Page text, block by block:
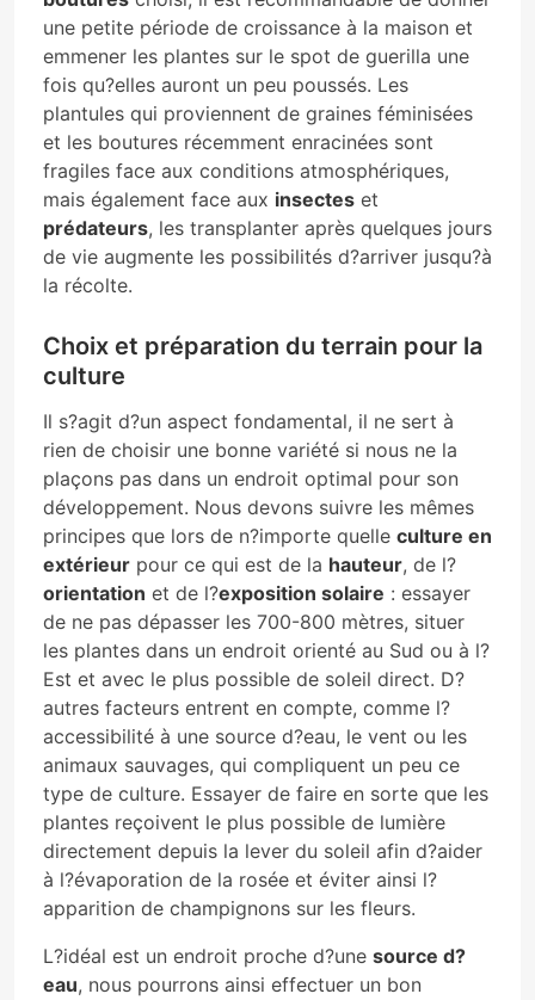
une petite période de croissance à la maison et
emmener les plantes sur le spot de guerilla une
fois qu?elles auront un peu poussés. Les
plantules qui proviennent de graines féminisées
et les boutures récemment enracinées sont
fragiles face aux conditions atmosphériques,
mais également face aux insectes et
prédateurs, les transplanter après quelques jours
de vie augmente les possibilités d?arriver jusqu?à
la récolte.
Choix et préparation du terrain pour la
culture
Il s?agit d?un aspect fondamental, il ne sert à
rien de choisir une bonne variété si nous ne la
plaçons pas dans un endroit optimal pour son
développement. Nous devons suivre les mêmes
principes que lors de n?importe quelle culture en
extérieur pour ce qui est de la hauteur, de l?
orientation et de l?exposition solaire : essayer
de ne pas dépasser les 700-800 mètres, situer
les plantes dans un endroit orienté au Sud ou à l?
Est et avec le plus possible de soleil direct. D?
autres facteurs entrent en compte, comme l?
accessibilité à une source d?eau, le vent ou les
animaux sauvages, qui compliquent un peu ce
type de culture. Essayer de faire en sorte que les
plantes reçoivent le plus possible de lumière
directement depuis la lever du soleil afin d?aider
à l?évaporation de la rosée et éviter ainsi l?
apparition de champignons sur les fleurs.
L?idéal est un endroit proche d?une source d?
eau, nous pourrons ainsi effectuer un bon